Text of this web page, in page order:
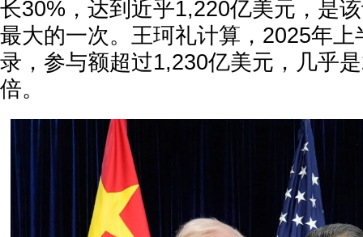
长30%，达到近乎1,220亿美元，是
最大的一次。王珂礼计算，2025年上
录，参与额超过1,230亿美元，几乎
倍。